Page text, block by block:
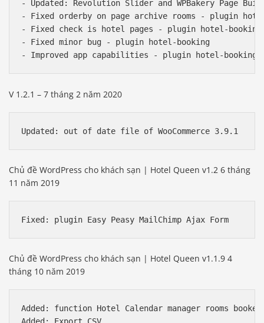
- Updated: Revolution Slider and WPBakery Page
- Fixed orderby on page archive rooms - plugin
- Fixed check is hotel pages - plugin hotel-booking
- Fixed minor bug - plugin hotel-booking
- Improved app capabilities - plugin hotel-booking
V 1.2.1 – 7 tháng 2 năm 2020
Chủ đề WordPress cho khách sạn | Hotel Queen v1.2 6 tháng
11 năm 2019
Chủ đề WordPress cho khách sạn | Hotel Queen v1.1.9 4
tháng 10 năm 2019
Added: function Hotel Calendar manager rooms booked